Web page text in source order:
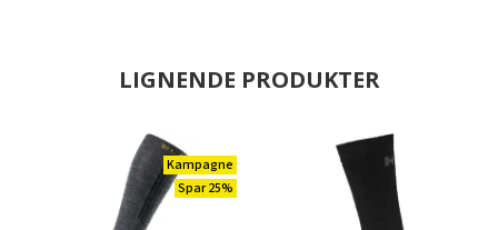
LIGNENDE PRODUKTER
Kampagne
Spar 25%